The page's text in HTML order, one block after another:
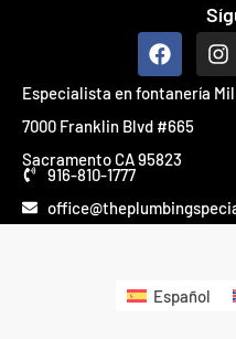
Especialista en fontanería
7000 Franklin Blvd #665
Sacramento CA 95823
916-810-1777
Español